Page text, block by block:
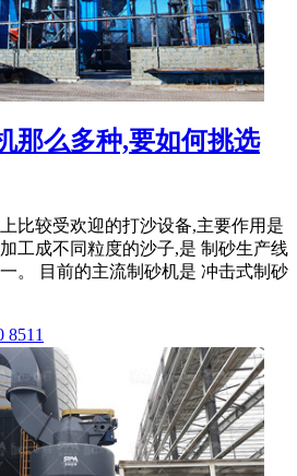
那么多种,要如何挑选
比较受欢迎的打沙设备,主要作用是
工成不同粒度的沙子,是 制砂生产线
。 目前的主流制砂机是 冲击式制砂
8511